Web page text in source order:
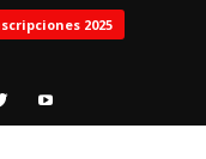
2025